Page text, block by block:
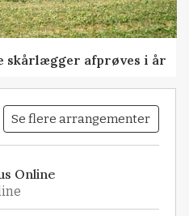
skårlægger afprøves i år
Se flere arrangementer
Online